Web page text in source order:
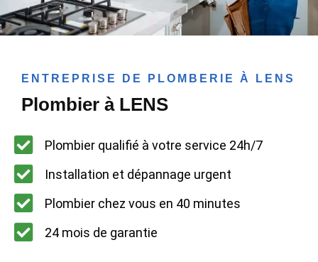
ENTREPRISE DE PLOMBERIE À LENS
Plombier à LENS
Plombier qualifié à votre service 24h/7
Installation et dépannage urgent
Plombier chez vous en 40 minutes
24 mois de garantie